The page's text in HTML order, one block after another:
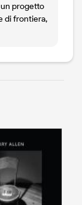
progetto
di frontiera,